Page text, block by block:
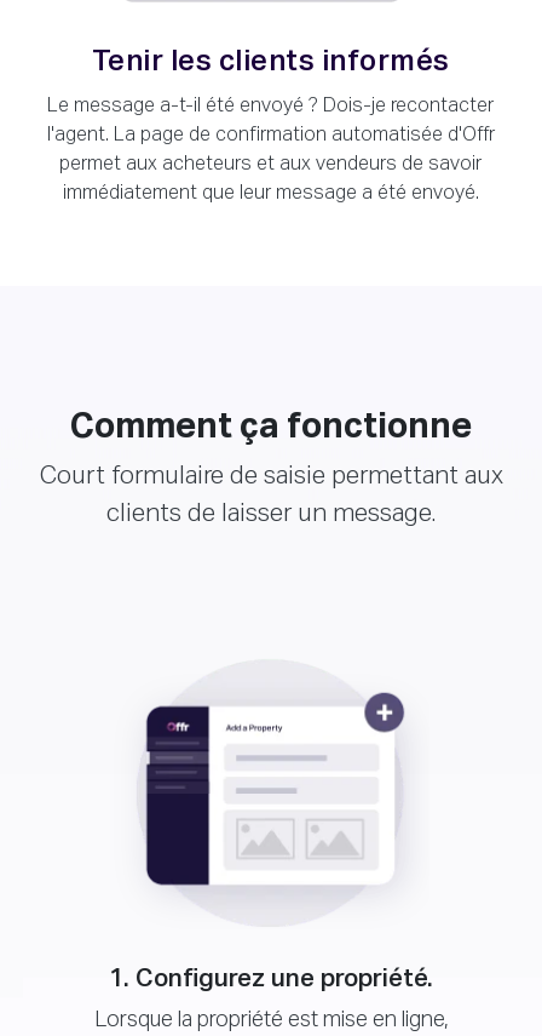
Tenir les clients informés
Le message a-t-il été envoyé ? Dois-je recontacter
l'agent. La page de confirmation automatisée d'Offr
permet aux acheteurs et aux vendeurs de savoir
immédiatement que leur message a été envoyé.
Comment ça fonctionne
Court formulaire de saisie permettant aux
clients de laisser un message.
1. Configurez une propriété.
Lorsque la propriété est mise en ligne,